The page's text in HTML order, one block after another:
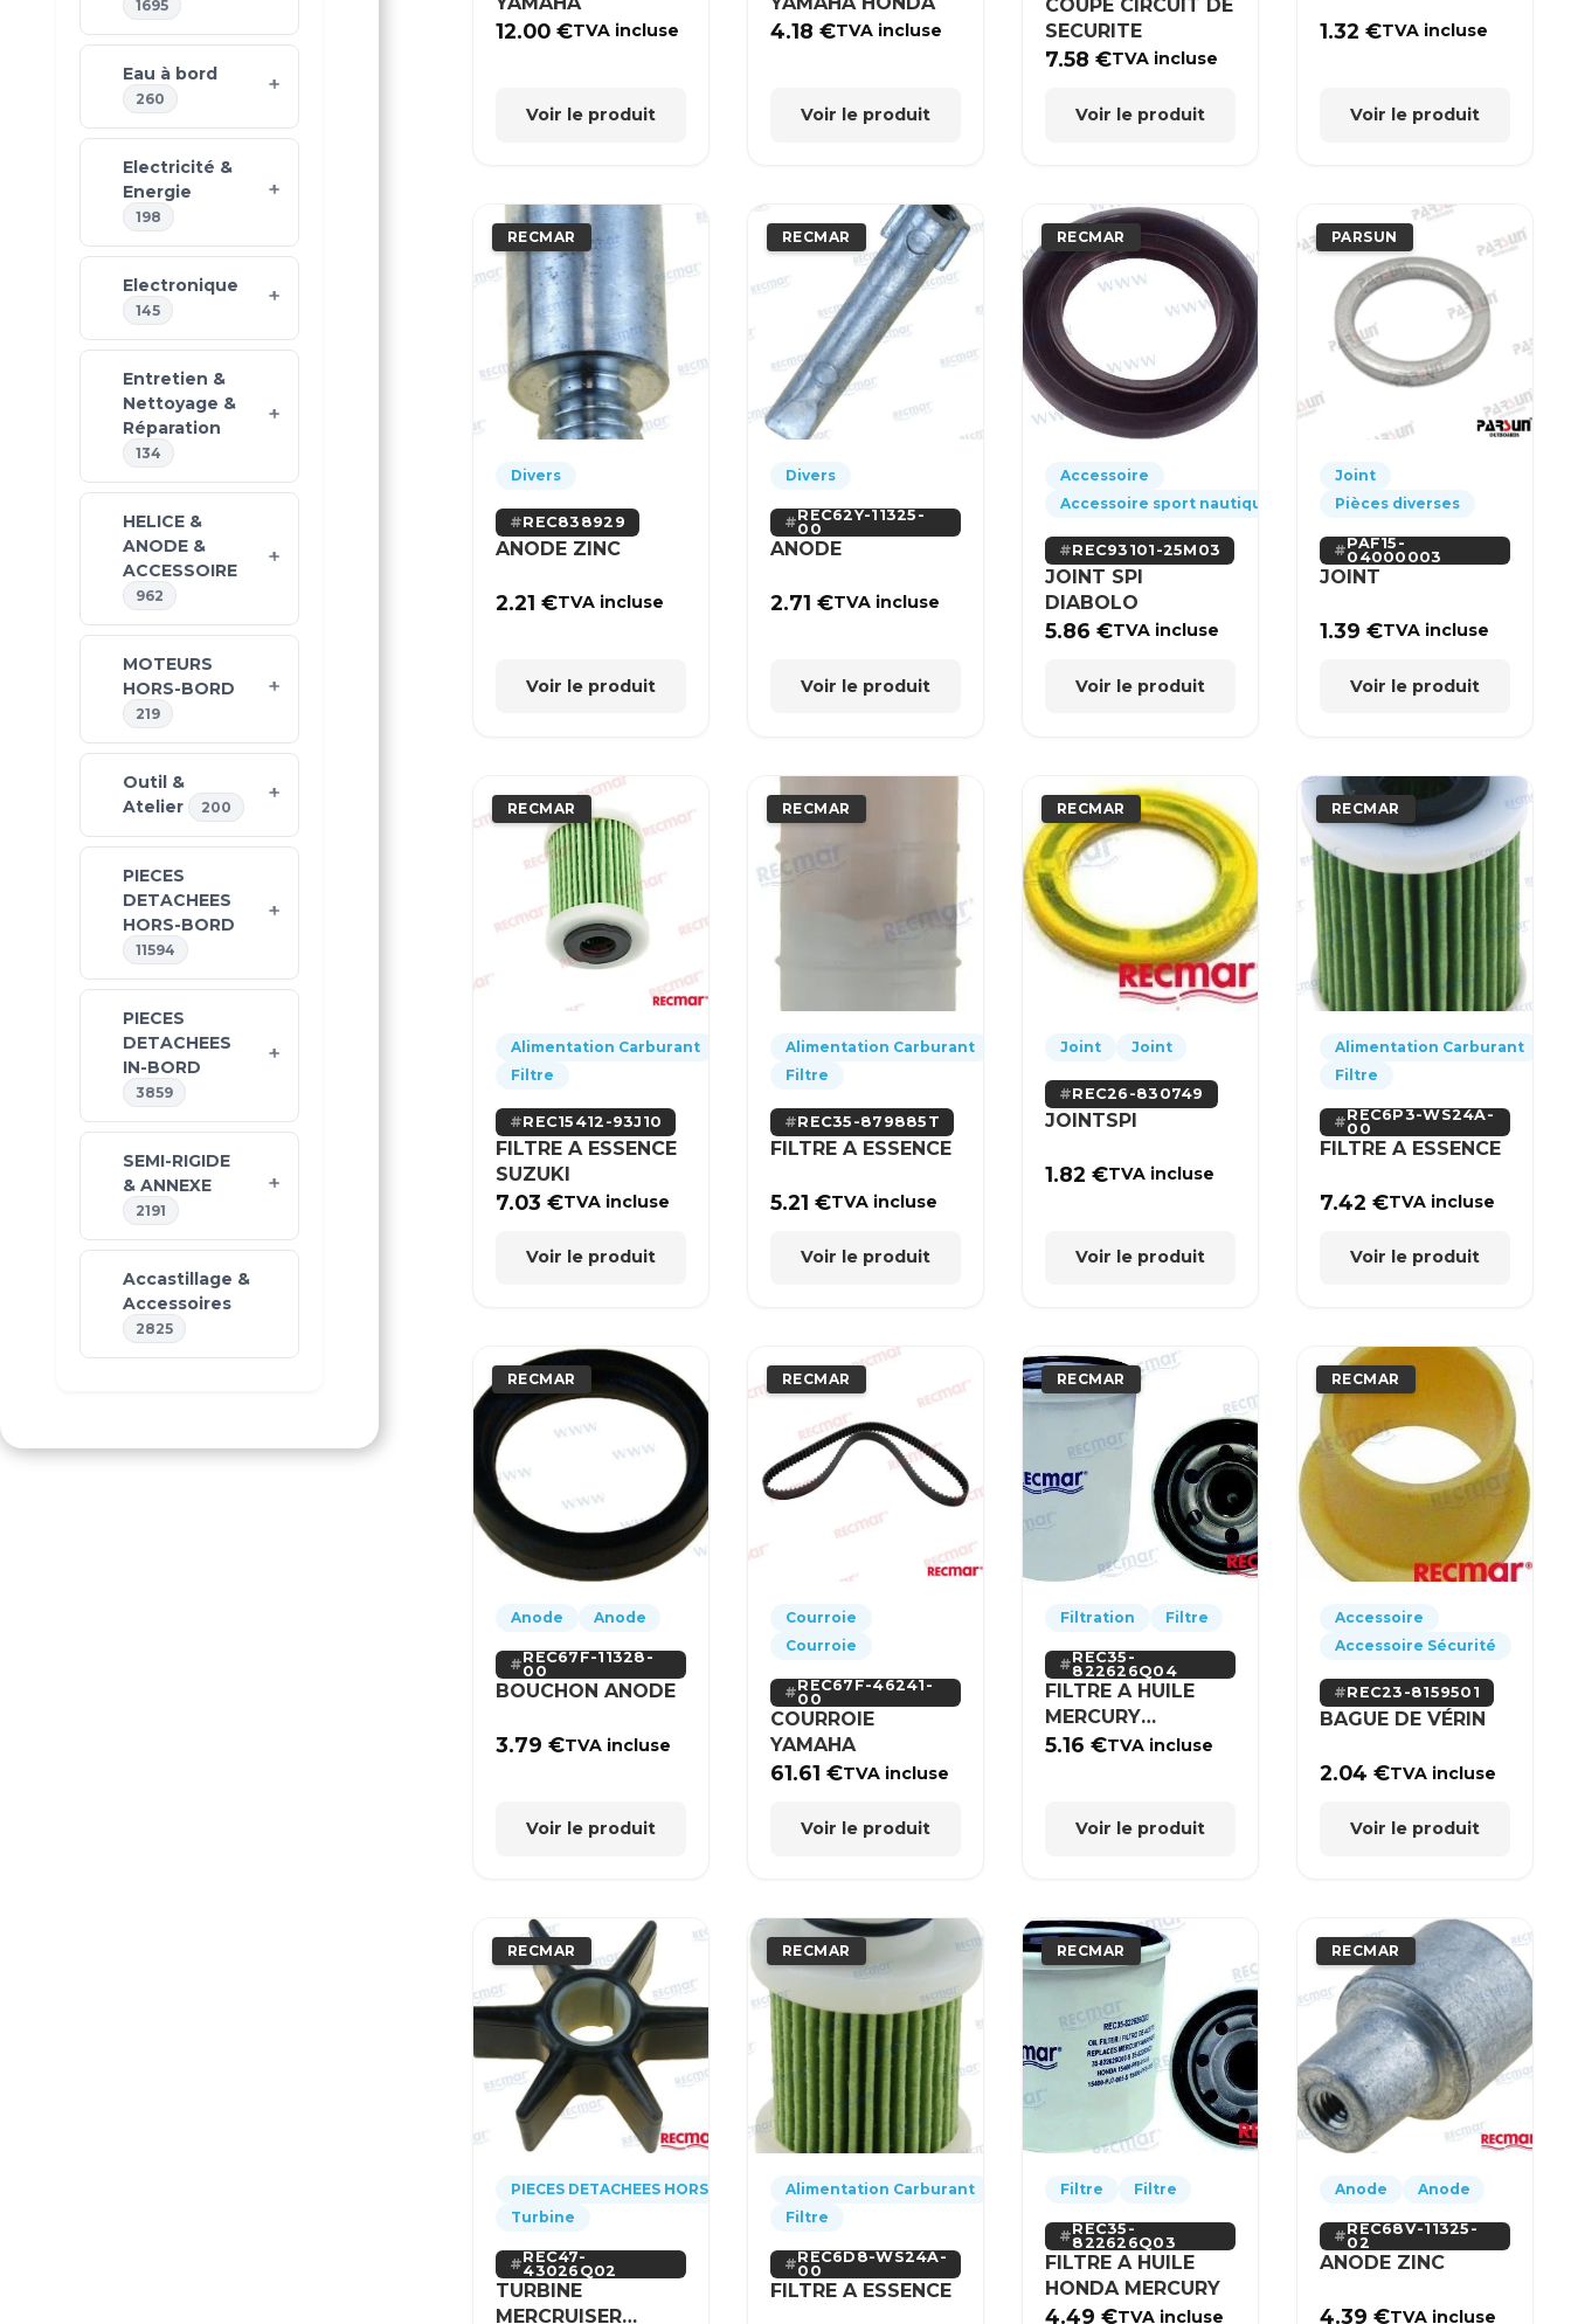
1695
Eau à bord
260
Electricité &
Energie
198
Electronique
145
Entretien &
Nettoyage &
Réparation
134
HELICE &
ANODE &
ACCESSOIRE
962
MOTEURS
HORS-BORD
219
Outil &
Atelier
200
PIECES
DETACHEES
HORS-BORD
11594
PIECES
DETACHEES
IN-BORD
3859
SEMI-RIGIDE
& ANNEXE
2191
Accastillage &
Accessoires
2825
12.00€TVA incluse
Voir le produit
4.18€TVA incluse
Voir le produit
COUPE CIRCUIT DE
SECURITE
7.58€TVA incluse
Voir le produit
1.32€TVA incluse
Voir le produit
RECMAR
Divers
REC838929
ANODE ZINC
2.21€TVA incluse
Voir le produit
RECMAR
Divers
REC62Y-11325-
00
ANODE
2.71€TVA incluse
Voir le produit
RECMAR
Accessoire
Accessoire sport nautique
REC93101-25M03
JOINT SPI
DIABOLO
5.86€TVA incluse
Voir le produit
PARSUN
Joint
Pièces diverses
PAF15-
04000003
JOINT
1.39€TVA incluse
Voir le produit
RECMAR
Alimentation Carburant
Filtre
REC15412-93J10
FILTRE A ESSENCE
SUZUKI
7.03€TVA incluse
Voir le produit
RECMAR
Alimentation Carburant
Filtre
REC35-879885T
FILTRE A ESSENCE
5.21€TVA incluse
Voir le produit
RECMAR
Joint Joint
REC26-830749
JOINTSPI
1.82€TVA incluse
Voir le produit
RECMAR
Alimentation Carburant
Filtre
REC6P3-WS24A-
00
FILTRE A ESSENCE
7.42€TVA incluse
Voir le produit
RECMAR
Anode Anode
REC67F-11328-
00
BOUCHON ANODE
3.79€TVA incluse
Voir le produit
RECMAR
Courroie
Courroie
REC67F-46241-
00
COURROIE
YAMAHA
61.61€TVA incluse
Voir le produit
RECMAR
Filtration Filtre
REC35-
822626Q04
FILTRE A HUILE
MERCURY
MERCRUISER
5.16€TVA incluse
Voir le produit
RECMAR
Accessoire
Accessoire Sécurité
REC23-8159501
BAGUE DE VÉRIN
2.04€TVA incluse
Voir le produit
RECMAR
PIECES DETACHEES HORS-BORD
Turbine
REC47-
43026Q02
TURBINE
MERCRUISER
RECMAR
Alimentation Carburant
Filtre
REC6D8-WS24A-
00
FILTRE A ESSENCE
RECMAR
Filtre Filtre
REC35-
822626Q03
FILTRE A HUILE
HONDA MERCURY
4.49€TVA incluse
RECMAR
Anode Anode
REC68V-11325-
02
ANODE ZINC
4.39€TVA incluse